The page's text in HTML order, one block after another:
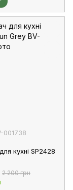
001738
кухні SP2428
2 200 грн